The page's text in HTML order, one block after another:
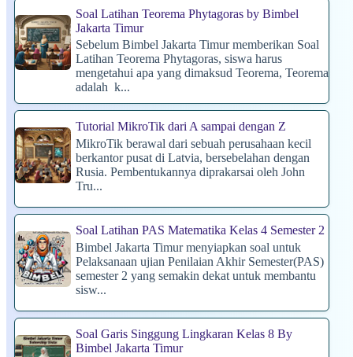
Soal Latihan Teorema Phytagoras by Bimbel
Jakarta Timur
Sebelum Bimbel Jakarta Timur memberikan Soal
Latihan Teorema Phytagoras, siswa harus
mengetahui apa yang dimaksud Teorema, Teorema
adalah k...
Tutorial MikroTik dari A sampai dengan Z
MikroTik berawal dari sebuah perusahaan kecil
berkantor pusat di Latvia, bersebelahan dengan
Rusia. Pembentukannya diprakarsai oleh John
Tru...
Soal Latihan PAS Matematika Kelas 4 Semester 2
Bimbel Jakarta Timur menyiapkan soal untuk
Pelaksanaan ujian Penilaian Akhir Semester(PAS)
semester 2 yang semakin dekat untuk membantu
sisw...
Soal Garis Singgung Lingkaran Kelas 8 By
Bimbel Jakarta Timur